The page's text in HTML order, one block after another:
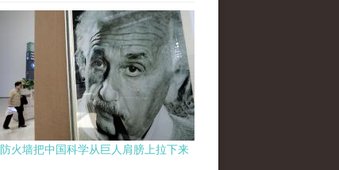
防火墙把中国科学从巨人肩膀上拉下来